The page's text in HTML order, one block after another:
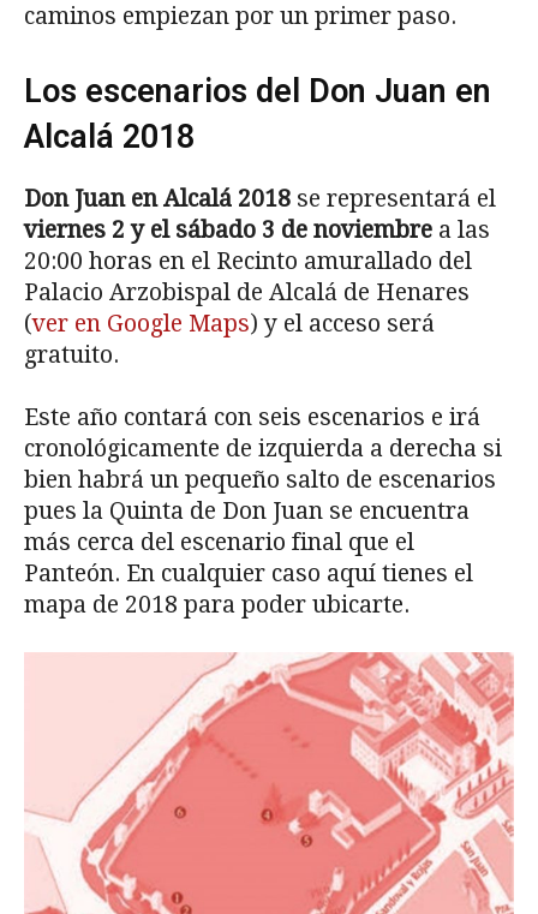
caminos empiezan por un primer paso.
Los escenarios del Don Juan en
Alcalá 2018
Don Juan en Alcalá 2018 se representará el
viernes 2 y el sábado 3 de noviembre a las
20:00 horas en el Recinto amurallado del
Palacio Arzobispal de Alcalá de Henares
(ver en Google Maps) y el acceso será
gratuito.
Este año contará con seis escenarios e irá
cronológicamente de izquierda a derecha si
bien habrá un pequeño salto de escenarios
pues la Quinta de Don Juan se encuentra
más cerca del escenario final que el
Panteón. En cualquier caso aquí tienes el
mapa de 2018 para poder ubicarte.